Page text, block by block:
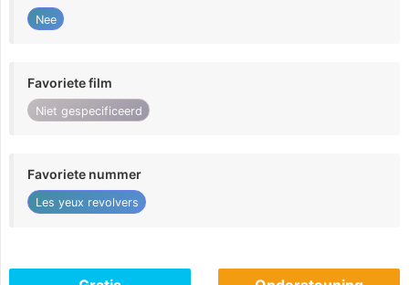
Nee
Favoriete film
Niet gespecificeerd
Favoriete nummer
Les yeux revolvers